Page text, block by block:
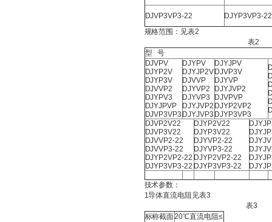
DJVP3VP3-22
DJYP3VP3-22
规格范围：见表2
表2
型 号
DJVPV
DJYP2V
DJYP3V
DJVVP2
DJYPV3
DJYJPVP
DJVP3VP3
DJYPV
DJYJP2V
DJVVP
DJYVP2
DJYVP3
DJYJVP2
DJYJVP3
DJYJPV
DJVP3V
DJYVP
DJYJVP2
DJVPVP
DJYP2VP2
DJYP3VP3
DJVP2V22
DJVP3V22
DJVVP2-22
DJVVP3-22
DJYP2VP2-22
DJYP3VP3-22
DJYP2V22
DJYP3V22
DJYVP2-22
DJYVP3-22
DJYP2VP2-22
DJYP3VP3-22
技术参数：
1导体直流电阻见表3
表3
标称截面20℃直流电阻≤